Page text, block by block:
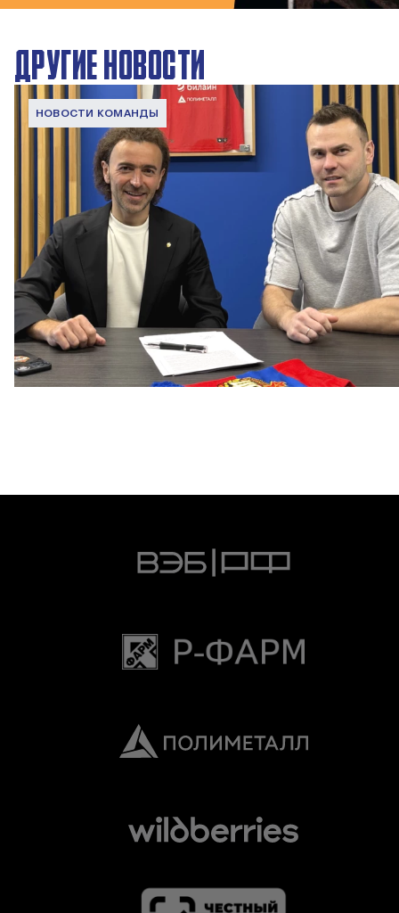
ДРУГИЕ НОВОСТИ
НОВОСТИ КОМАНДЫ
Капитан – с нами!
2 ИЮНЯ 2026 12:55